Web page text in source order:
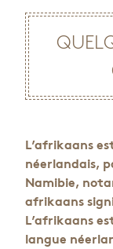
L’afrikaans
néerlandais,
Namibie,
afrikaans
L’afrikaans
langue